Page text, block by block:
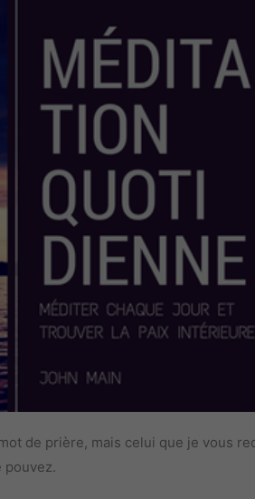
de prière, mais celui que je vous
pouvez.